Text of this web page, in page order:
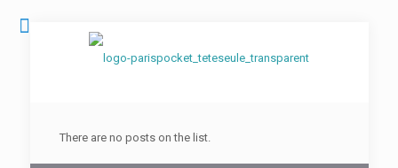
There are no posts on the list.